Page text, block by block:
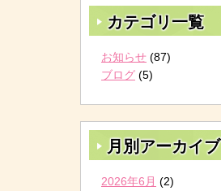
カテゴリ一覧
お知らせ (87)
ブログ (5)
月別アーカイブ
2026年6月 (2)